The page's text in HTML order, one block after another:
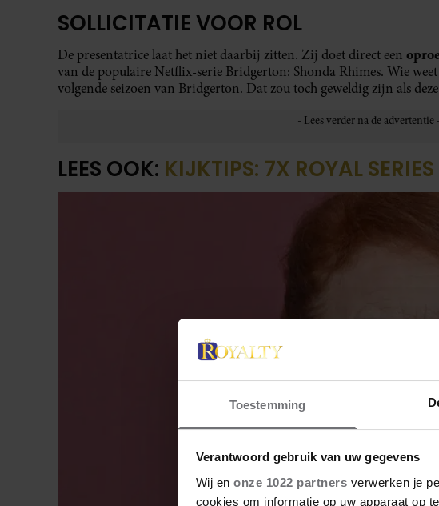
Toestemming
Verantwoord gebruik van uw gegevens
Wij en onze 1022 partners verwerken je
cookies om informatie op uw apparaat op
SOLLICITATIE VOOR ROL
De presentatrice laat het niet daarbij zitten. Zij doet direct een
van de populaire Netflix-serie Bridgerton: Shonda Rhimes. Wie
volgende seizoen van Bridgerton. Dat zou toch geweldig zijn als
LEES OOK: KIJKTIPS: 7X ROYAL